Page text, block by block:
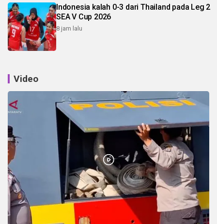
Indonesia kalah 0-3 dari Thailand pada Leg 2
SEA V Cup 2026
8 jam lalu
Video